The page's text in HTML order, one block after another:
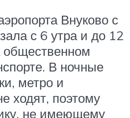
Внуково с
с 6 утра и до 12
В ночные
метро и
ходят, поэтому
не имеющему